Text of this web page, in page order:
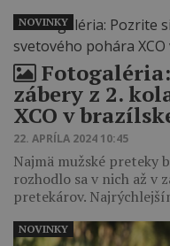
zábery z 2.
XCO v
22. APRÍLA 2024 10:45
Najmä mužské preteky
rozhodlo sa v nich až v
pretekárov.
NOVINKY
NOVINKY